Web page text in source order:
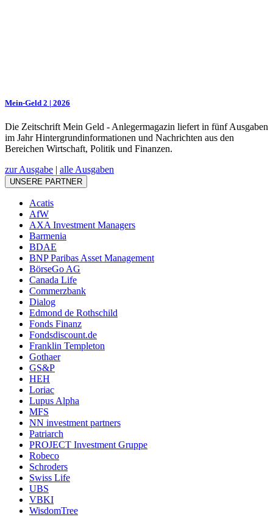
Mein-Geld 2 | 2026
Die Zeitschrift Mein Geld - Anlegermagazin liefert in fünf Ausgaben
im Jahr Hintergrundinformationen und Nachrichten aus den
Bereichen Wirtschaft, Politik und Finanzen.
zur Ausgabe | alle Ausgaben
UNSERE PARTNER
Acatis
AfW
AXA Investment Managers
Barmenia
BDAE
BNP Paribas Asset Management
BörseGo AG
Canada Life
Commerzbank
Dialog
Edmond de Rothschild
Fonds Finanz
Fondsdiscount.de
Franklin Templeton
Gothaer
GS&P
HEH
Loriac
Lupus Alpha
MFS
NN investment partners
Patriarch
PROJECT Investment Gruppe
Robeco
Schroders
Swiss Life
UBS
VBKI
WisdomTree